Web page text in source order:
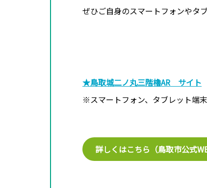
ぜひご自身のスマートフォンやタ
★鳥取城二ノ丸三階櫓AR サイト
※スマートフォン、タブレット端
詳しくはこちら（鳥取市公式